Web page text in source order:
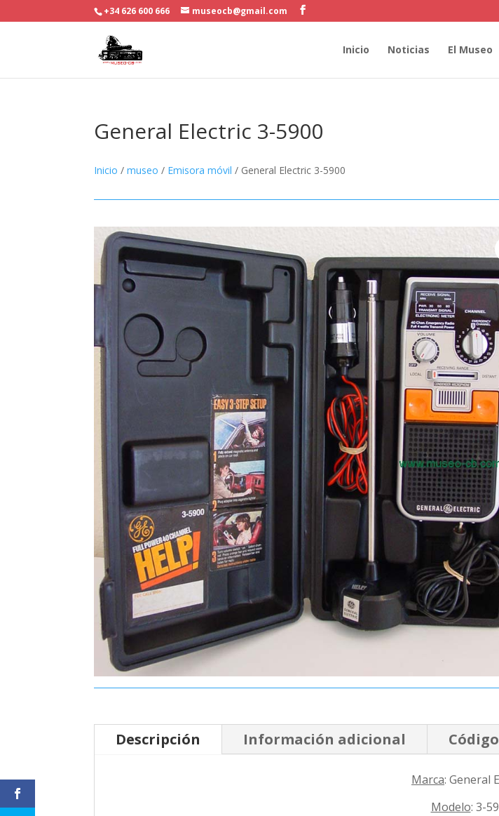
+34 626 600 666 museocb@gmail.com
Inicio Noticias El Museo
General Electric 3-5900
Inicio /museo / Emisora móvil / General Electric 3-5900
Descripción Información adicional
Marca: General
Modelo: 3-